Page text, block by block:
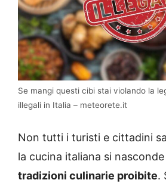
Se mangi questi cibi stai violando la
illegali in Italia – meteorete.it
Non tutti i turisti e cittadini
la cucina italiana si
tradizioni culinarie proibite.